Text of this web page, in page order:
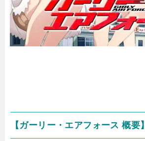
【ガーリー・エアフォース 概要】